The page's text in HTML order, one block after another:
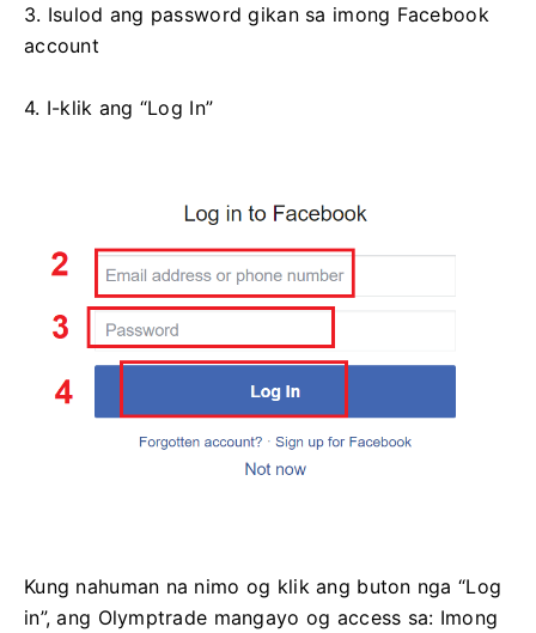
3. Isulod ang password gikan sa imong Facebook
account
4. I-klik ang “Log In”
Kung nahuman na nimo og klik ang buton nga “Log
in”, ang Olymptrade mangayo og access sa: Imong